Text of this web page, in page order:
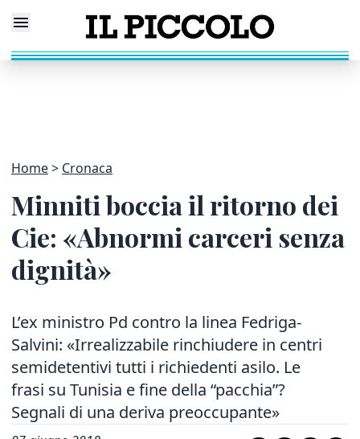
Home Cronaca
Minniti boccia il ritorno dei
Cie: «Abnormi carceri senza
dignità»
L’ex ministro Pd contro la linea Fedriga-
Salvini: «Irrealizzabile rinchiudere in centri
semidetentivi tutti i richiedenti asilo. Le
frasi su Tunisia e fine della “pacchia”?
Segnali di una deriva preoccupante»